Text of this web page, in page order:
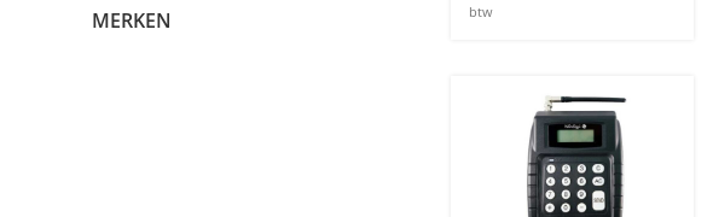
MERKEN
btw